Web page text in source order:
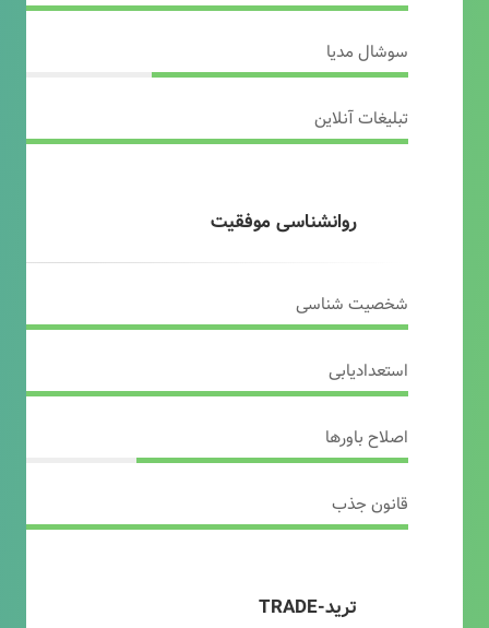
سوشال مدیا
تبلیغات آنلاین
روانشناسی موفقیت
شخصیت شناسی
استعدادیابی
اصلاح باورها
قانون جذب
ترید-TRADE